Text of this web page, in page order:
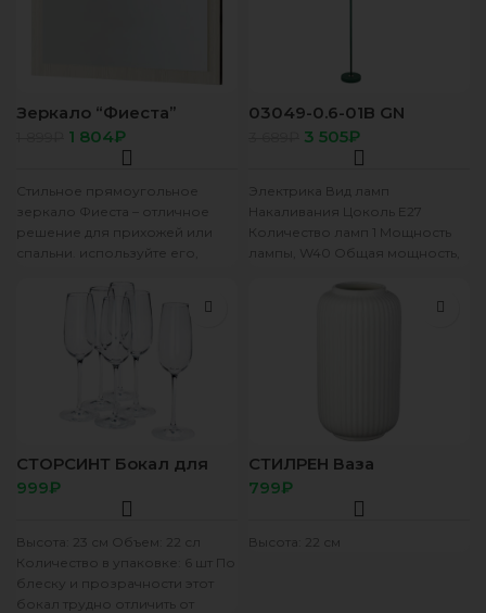
Зеркало “Фиеста”
венге/лоредо
1 804₽
Стильное прямоугольное
зеркало Фиеста – отличное
решение для прихожей или
спальни. используйте его,
пространство и добавить света
03049-0.6-01B GN
светильник напольный
3 505₽
Электрика Вид ламп
Накаливания Цоколь E27
Количество ламп 1 Мощность
лампы, W40 Общая мощность,
одной рекомендованной
СТОРСИНТ Бокал для
шампанского
₽
Высота: 23 см Объем: 22 сл
Количество в упаковке: 6 шт По
блеску и прозрачности этот
бокал трудно отличить от
СТИЛРЕН Ваза
₽
Высота: 22 см